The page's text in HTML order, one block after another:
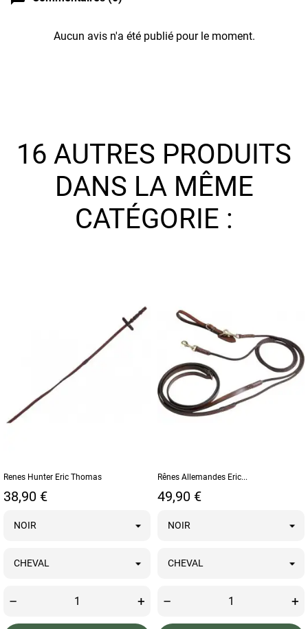
Aucun avis n'a été publié pour le moment.
16 AUTRES PRODUITS
DANS LA MÊME
CATÉGORIE :
Renes Hunter Eric Thomas
Prix
38,90 €
– +
Rênes Allemandes Eric...
Prix
49,90 €
– +